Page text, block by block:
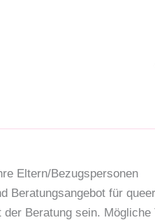
Eltern/Bezugspersonen
Beratungsangebot für
Beratung sein.